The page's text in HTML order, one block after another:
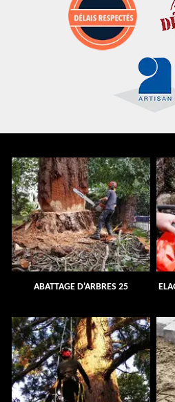
ABATTAGE D'ARBRES 25